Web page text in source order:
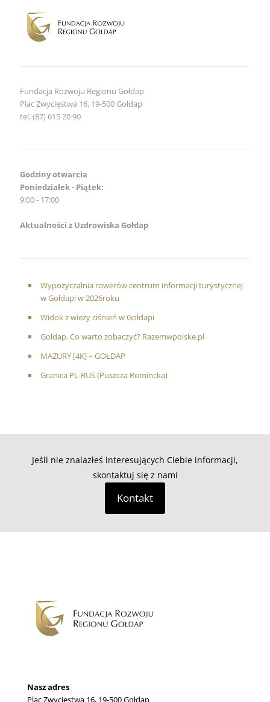
Fundacja Rozwoju Regionu Gołdap
Plac Zwycięstwa 16, 19-500 Gołdap
tel. (87) 615 20 90
Godziny otwarcia
Poniedziałek - Piątek:
9:00 - 17:00
Aktualności z Uzdrowiska Gołdap
Wypożyczalnia rowerów centrum informacji turystycznej
w Gołdapi w 2026roku
Widok z wieży ciśnień w Gołdapi
Gołdap. Co warto zobaczyć? Razemwpolske.pl
MAZURY [4K] – GOŁDAP
Granica PL-RUS (Puszcza Romincka)
Jeśli nie znalazłeś interesujących Ciebie informacji,
skontaktuj się z nami
Kontakt
Nasz adres
Plac Zwycięstwa 16, 19-500 Gołdap